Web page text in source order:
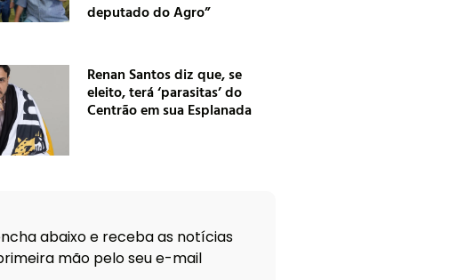
deputado do Agro”
Renan Santos diz que, se
eleito, terá ‘parasitas’ do
Centrão em sua Esplanada
abaixo e receba as notícias
mão pelo seu e-mail